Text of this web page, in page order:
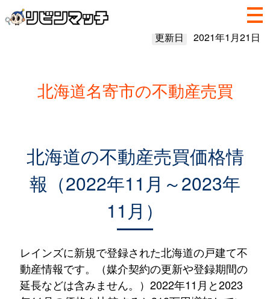
更新日 2021年1月21日
北海道名寄市の不動産売買
北海道の不動産売買価格情
報（2022年11月～2023年
11月）
レインズに新規で登録された北海道の戸建て不
動産情報です。（媒介契約の更新や登録期間の
延長などは含みません。）2022年11月と2023